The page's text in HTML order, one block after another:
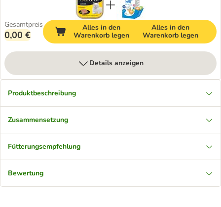
Gesamtpreis
0,00 €
Alles in den
Warenkorb legen
Alles in den
Warenkorb legen
Details anzeigen
Produktbeschreibung
Zusammensetzung
Fütterungsempfehlung
Bewertung